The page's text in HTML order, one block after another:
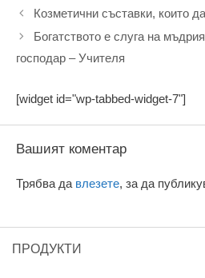
Козметични съставки, които
Богатството е слуга на
господар – Учителя
[widget id="wp-tabbed-widget-7"]
Вашият коментар
Трябва да влезете, за да
ПРОДУКТИ